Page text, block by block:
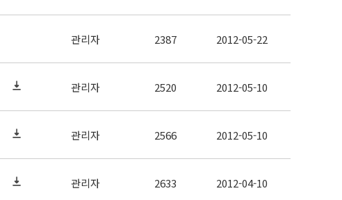
관리자 2387 2012-05-22
관리자 2520 2012-05-10
관리자 2566 2012-05-10
관리자 2633 2012-04-10